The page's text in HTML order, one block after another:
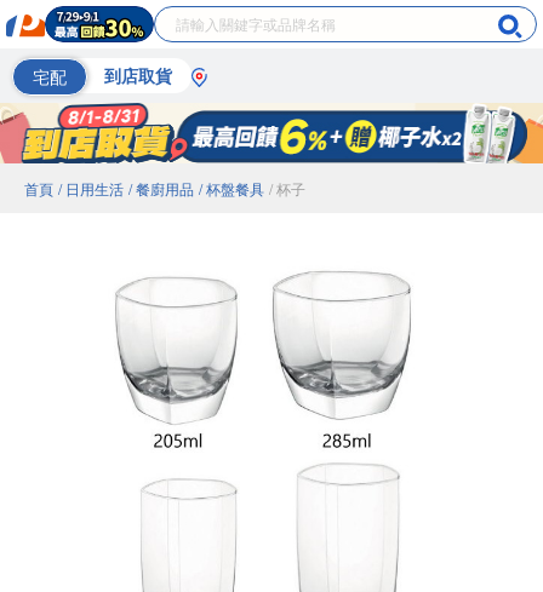
宅配 到店取貨
首頁 / 日用生活 / 餐廚用品 / 杯盤餐具 / 杯子